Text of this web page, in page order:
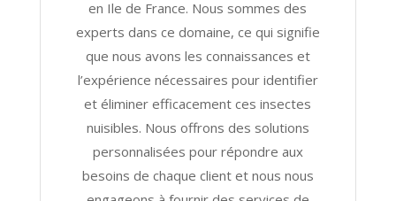
en Ile de France. Nous sommes des
experts dans ce domaine, ce qui signifie
que nous avons les connaissances et
l’expérience nécessaires pour identifier
et éliminer efficacement ces insectes
nuisibles. Nous offrons des solutions
personnalisées pour répondre aux
besoins de chaque client et nous nous